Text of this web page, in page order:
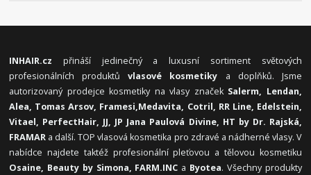
INHAIR.cz přináší jedinečný a luxusní sortiment světových
profesionálních produktůvlasové kosmetiky a doplňků. Jsme
autorizovaný prodejce kosmetiky na vlasy značek Salerm, Lendan,
Alea, Tomas Arsov, Framesi,Medavita, Cotril, RR Line, Edelstein,
Vitael, PerfectHair, JJ, JP Jana Paulová Divine, HT by Dr. Rajská,
FRAMAR a další. TOP vlasová kosmetika pro zdravé a nádherné vlasy. V
nabídce najdete taktéž profesionální pleťovou a tělovou kosmetiku
Osaine, Beauty by Simona, FARM.INC a Byotea. Všechny produkty